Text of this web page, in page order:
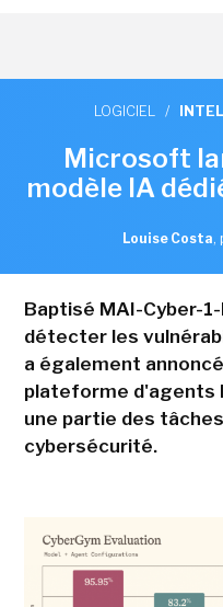
LOGICIEL /
Microsoft
modèle IA
Louise Costa,
Baptisé MAI-Cyber-
détecter les
a également
plateforme d'agents
une partie des
cybersécurité.